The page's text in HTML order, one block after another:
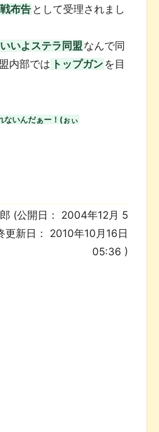
布告 として受理されまし
いよステラ同盟 なんで同
内部では トップガン を目
ないんだぁー！(ぉぃ
(公開日： 2004年12月 5
更新日： 2010年10月16日
05:36 )